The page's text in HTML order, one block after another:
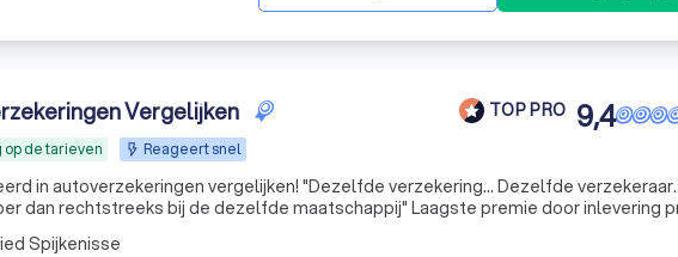
Vergelijken TOP PRO
op de tarieven Reageert snel
9,4
in autoverzekeringen vergelijken! "Dezelfde verzekering... Dezelfde
bij de dezelfde maatschappij" Laagste premie door inlevering provisie..
door collectiviteitskortingen.. Alle inzittenden zijn gratis meeverzekerd...
Spijkenisse